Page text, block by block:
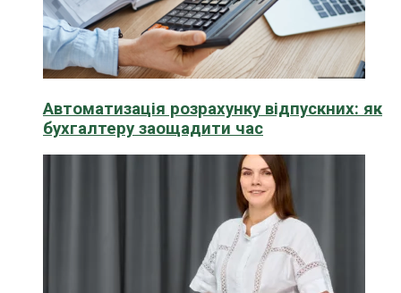
Автоматизація розрахунку відпускних: як
бухгалтеру заощадити час